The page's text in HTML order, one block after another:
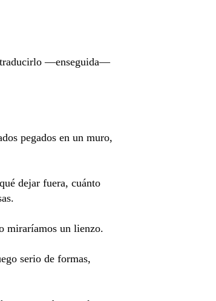
traducirlo —enseguida—
pegados en un muro,
dejar fuera, cuánto
miraríamos un lienzo.
serio de formas,